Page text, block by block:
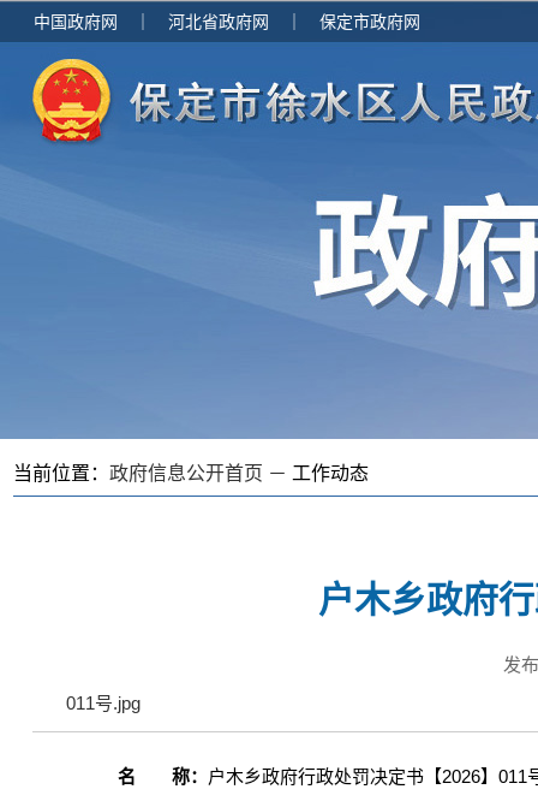
中国政府网 河北省政府网 保定市政府网
当前位置： 政府信息公开首页 － 工作动态
户木乡政府
发
011号.jpg
名 称： 户木乡政府行政处罚决定书【2026】011